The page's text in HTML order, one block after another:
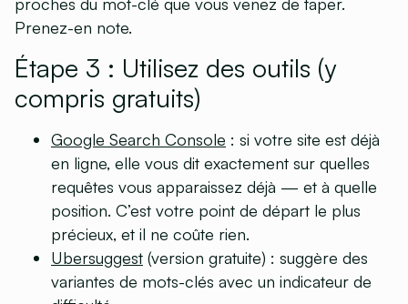
Prenez-en note.
Étape 3 : Utilisez des outils (y
compris gratuits)
Google Search Console : si votre site est déjà
en ligne, elle vous dit exactement sur quelles
requêtes vous apparaissez déjà — et à quelle
position. C’est votre point de départ le plus
précieux, et il ne coûte rien.
Ubersuggest (version gratuite) : suggère des
variantes de mots-clés avec un indicateur de